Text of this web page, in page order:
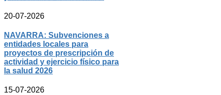
20-07-2026
NAVARRA: Subvenciones a
entidades locales para
proyectos de prescripción de
actividad y ejercicio físico para
la salud 2026
15-07-2026